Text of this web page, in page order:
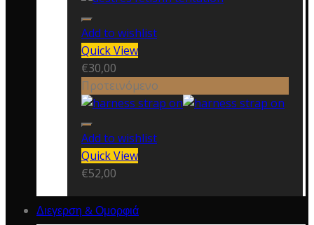
Add to wishlist
Quick View
€30,00
Προτεινόμενο
Add to wishlist
Quick View
€52,00
Διεγερση & Ομορφιά